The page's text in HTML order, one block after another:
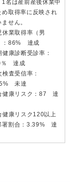
1名は産前産後休業中
め取得率に反映され
せん。
休業取得率（男
：86% 達成
健康診断受診率：
％ 達成
検査受信率：
未達
健康リスク：87 達
健康リスク120以上
署割合：3.39% 達